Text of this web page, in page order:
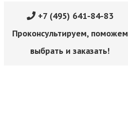
+7 (495) 641-84-83
Проконсультируем, поможем
выбрать и заказать!